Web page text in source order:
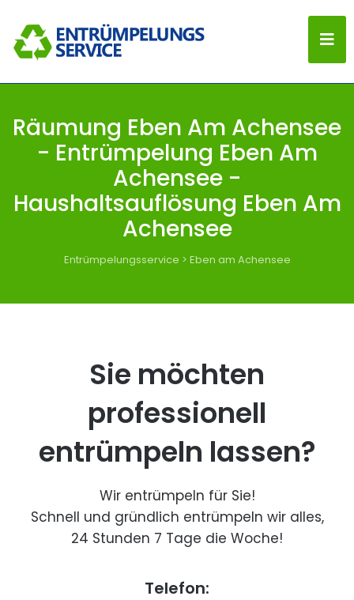
Räumung Eben Am Achensee
- Entrümpelung Eben Am
Achensee -
Haushaltsauflösung Eben Am
Achensee
Entrümpelungsservice > Eben am Achensee
Sie möchten
professionell
entrümpeln lassen?
Wir entrümpeln für Sie!
Schnell und gründlich entrümpeln wir alles,
24 Stunden 7 Tage die Woche!
Telefon: